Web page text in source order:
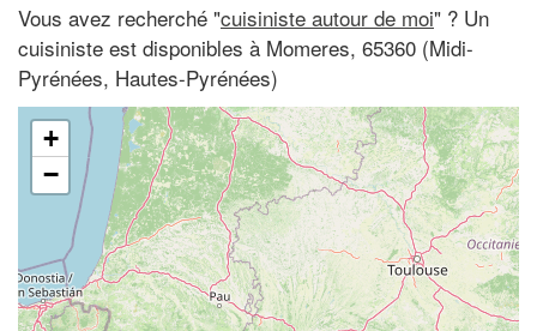
Vous avez recherché "cuisiniste autour de moi" ? Un
cuisiniste est disponibles à Momeres, 65360 (Midi-
Pyrénées, Hautes-Pyrénées)
+
−